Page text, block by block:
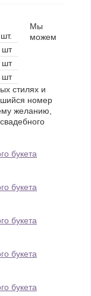
шт
шт
шт
Мы
можем
стилях и
номер
желанию,